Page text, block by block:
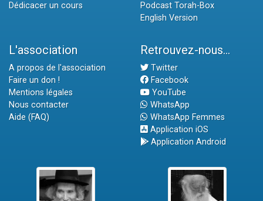
Dédicacer un cours
Podcast Torah-Box
English Version
L'association
A propos de l'association
Faire un don !
Mentions légales
Nous contacter
Aide (FAQ)
Retrouvez-nous...
Twitter
Facebook
YouTube
WhatsApp
WhatsApp Femmes
Application iOS
Application Android